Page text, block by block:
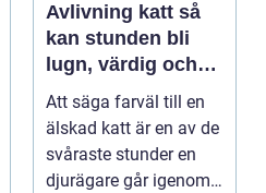
Avlivning katt så
kan stunden bli
lugn, värdig och
trygg
Att säga farväl till en
älskad katt är en av de
svåraste stunder en
djurägare går igenom.